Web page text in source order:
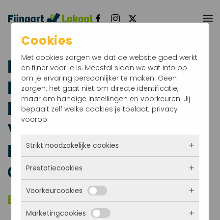
Hospice Roosdonck
Roosendaal te gast
bij
Vrouwenvereniging
Fijnaart en
Omstreken.
Boeiende, interessante avond
Cookies
Met cookies zorgen we dat de website goed werkt
en fijner voor je is. Meestal slaan we wat info op
om je ervaring persoonlijker te maken. Geen
zorgen: het gaat niet om directe identificatie,
maar om handige instellingen en voorkeuren. Jij
bepaalt zelf welke cookies je toelaat; privacy
voorop.
Strikt noodzakelijke cookies
Deze cookies zorgen ervoor dat de website
überhaupt werkt. Ze zijn dus altijd actief en
kunnen niet worden uitgezet. Meestal worden
ze alleen geplaatst als jij iets doet, zoals
inloggen, een formulier invullen of je
Prestatiecookies
Met deze cookies zien we hoe vaak onze site
bezocht wordt, waar bezoekers vandaan
komen en welke pagina’s populair zijn. Zo
Voorkeurcookies
Deze cookies onthouden jouw voorkeuren.
Marketingcookies